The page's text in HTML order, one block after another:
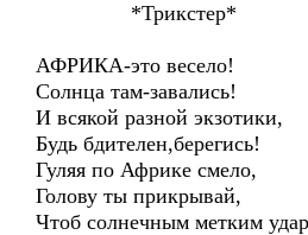
*Трикстер*
АФРИКА-это весело!
Солнца там-завались!
И всякой разной экзотики,
Будь бдителен,берегись!
Гуляя по Африке смело,
Голову ты прикрывай,
Чтоб солнечным метким